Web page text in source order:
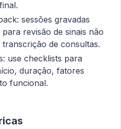
sessões gravadas
revisão de sinais não
de consultas.
use checklists para
duração, fatores
funcional.